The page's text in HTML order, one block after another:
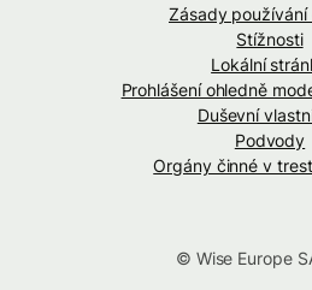
Zásady používání
Stížnosti
Lokální
Prohlášení ohledně
Duševní
Podvody
Orgány činné v
© Wise Europe